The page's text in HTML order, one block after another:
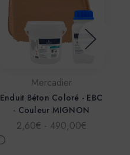
Mercadier
Enduit Béton Coloré - EBC
- Couleur MIGNON
2,60€ - 490,00€